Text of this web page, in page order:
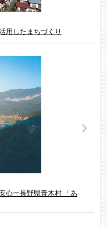
用したまちづくり
心ー長野県青木村 「あ